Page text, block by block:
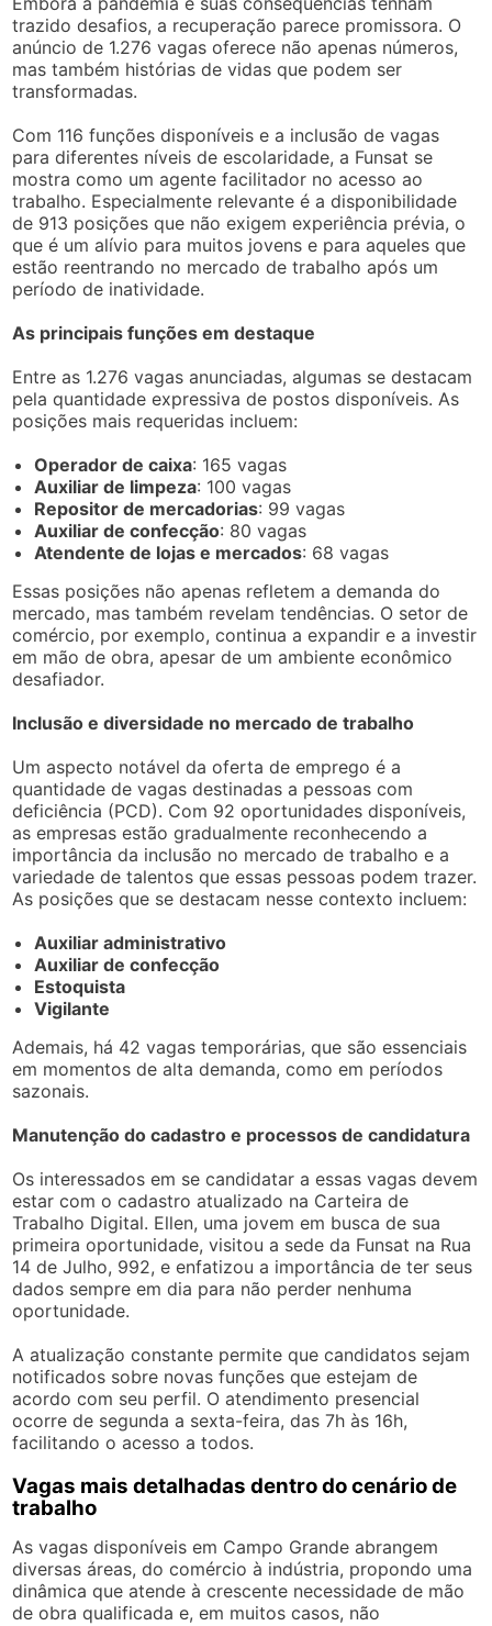
trazido desafios, a recuperação parece promissora. O
anúncio de 1.276 vagas oferece não apenas números,
mas também histórias de vidas que podem ser
transformadas.
Com 116 funções disponíveis e a inclusão de vagas
para diferentes níveis de escolaridade, a Funsat se
mostra como um agente facilitador no acesso ao
trabalho. Especialmente relevante é a disponibilidade
de 913 posições que não exigem experiência prévia, o
que é um alívio para muitos jovens e para aqueles que
estão reentrando no mercado de trabalho após um
período de inatividade.
As principais funções em destaque
Entre as 1.276 vagas anunciadas, algumas se destacam
pela quantidade expressiva de postos disponíveis. As
posições mais requeridas incluem:
Operador de caixa: 165 vagas
Auxiliar de limpeza: 100 vagas
Repositor de mercadorias: 99 vagas
Auxiliar de confecção: 80 vagas
Atendente de lojas e mercados: 68 vagas
Essas posições não apenas refletem a demanda do
mercado, mas também revelam tendências. O setor de
comércio, por exemplo, continua a expandir e a investir
em mão de obra, apesar de um ambiente econômico
desafiador.
Inclusão e diversidade no mercado de trabalho
Um aspecto notável da oferta de emprego é a
quantidade de vagas destinadas a pessoas com
deficiência (PCD). Com 92 oportunidades disponíveis,
as empresas estão gradualmente reconhecendo a
importância da inclusão no mercado de trabalho e a
variedade de talentos que essas pessoas podem trazer.
As posições que se destacam nesse contexto incluem:
Auxiliar administrativo
Auxiliar de confecção
Estoquista
Vigilante
Ademais, há 42 vagas temporárias, que são essenciais
em momentos de alta demanda, como em períodos
sazonais.
Manutenção do cadastro e processos de candidatura
Os interessados em se candidatar a essas vagas devem
estar com o cadastro atualizado na Carteira de
Trabalho Digital. Ellen, uma jovem em busca de sua
primeira oportunidade, visitou a sede da Funsat na Rua
14 de Julho, 992, e enfatizou a importância de ter seus
dados sempre em dia para não perder nenhuma
oportunidade.
A atualização constante permite que candidatos sejam
notificados sobre novas funções que estejam de
acordo com seu perfil. O atendimento presencial
ocorre de segunda a sexta-feira, das 7h às 16h,
facilitando o acesso a todos.
Vagas mais detalhadas dentro do cenário de
trabalho
As vagas disponíveis em Campo Grande abrangem
diversas áreas, do comércio à indústria, propondo uma
dinâmica que atende à crescente necessidade de mão
de obra qualificada e, em muitos casos, não